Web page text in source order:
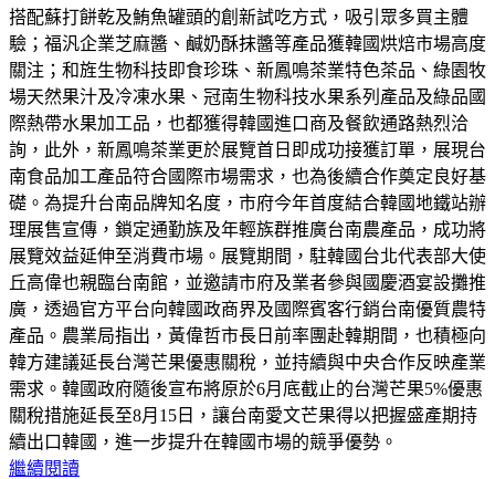
搭配蘇打餅乾及鮪魚罐頭的創新試吃方式，吸引眾多買主體
驗；福汎企業芝麻醬、鹹奶酥抹醬等產品獲韓國烘焙市場高度
關注；和旌生物科技即食珍珠、新鳳鳴茶業特色茶品、綠園牧
場天然果汁及冷凍水果、冠南生物科技水果系列產品及綠品國
際熱帶水果加工品，也都獲得韓國進口商及餐飲通路熱烈洽
詢，此外，新鳳鳴茶業更於展覽首日即成功接獲訂單，展現台
南食品加工產品符合國際市場需求，也為後續合作奠定良好基
礎。為提升台南品牌知名度，市府今年首度結合韓國地鐵站辦
理展售宣傳，鎖定通勤族及年輕族群推廣台南農產品，成功將
展覽效益延伸至消費市場。展覽期間，駐韓國台北代表部大使
丘高偉也親臨台南館，並邀請市府及業者參與國慶酒宴設攤推
廣，透過官方平台向韓國政商界及國際賓客行銷台南優質農特
產品。農業局指出，黃偉哲市長日前率團赴韓期間，也積極向
韓方建議延長台灣芒果優惠關稅，並持續與中央合作反映產業
需求。韓國政府隨後宣布將原於6月底截止的台灣芒果5%優惠
關稅措施延長至8月15日，讓台南愛文芒果得以把握盛產期持
續出口韓國，進一步提升在韓國市場的競爭優勢。
繼續閱讀